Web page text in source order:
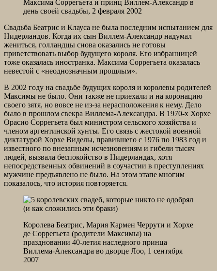
Максима Соррегьета и принц Виллем-Александр в
день своей свадьбы, 2 февраля 2002
Свадьба Беатрис и Клауса не была последним испытанием для
Нидерландов. Когда их сын Виллем-Александр надумал
жениться, голландцы снова оказались не готовы
приветствовать выбор будущего короля. Его избранницей
тоже оказалась иностранка. Максима Соррегьета оказалась
невестой с «неоднозначным прошлым».
В 2002 году на свадьбе будущих короля и королевы родителей
Максимы не было. Они также не приехали и на коронацию
своего зятя, но вовсе не из-за нерасположения к нему. Дело
было в прошлом свекра Виллема-Александра. В 1970-х Хорхе
Орасио Соррегьета был министром сельского хозяйства и
членом аргентинской хунты. Его связь с жестокой военной
диктатурой Хорхе Виделы, правившего с 1976 по 1983 год и
известного по внезапным исчезновениям и гибели тысяч
людей, вызвала беспокойство в Нидерландах, хотя
непосредственных обвинений в соучастии в преступлениях
мужчине предъявлено не было. На этом этапе многим
показалось, что история повторяется.
Королева Беатрис, Мария Кармен Черрути и Хорхе
де Соррегьета (родители Максимы) на
праздновании 40-летия наследного принца
Виллема-Александра во дворце Лоо, 1 сентября
2007